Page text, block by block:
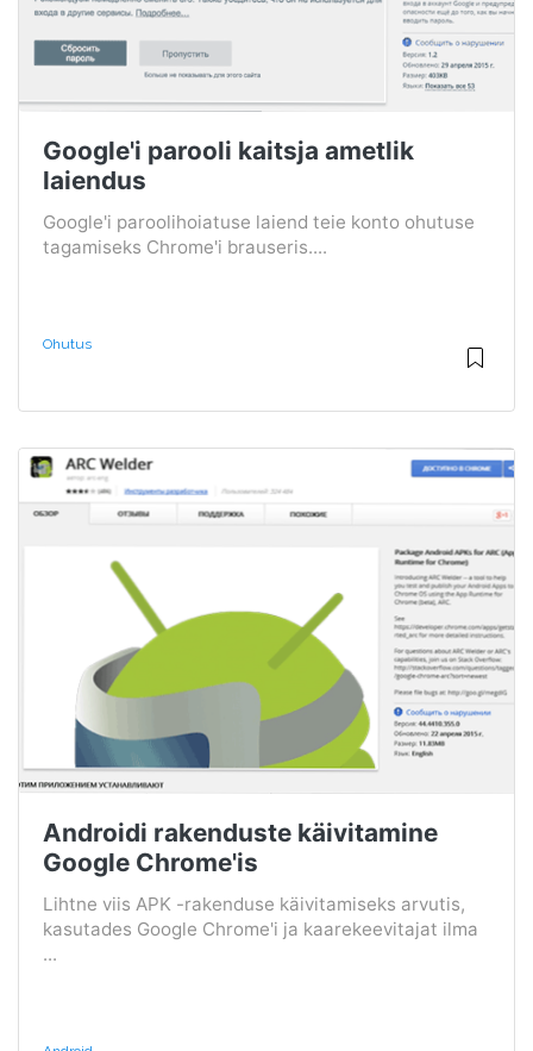
Google'i parooli kaitsja ametlik
laiendus
Google'i paroolihoiatuse laiend teie konto ohutuse
tagamiseks Chrome'i brauseris....
Ohutus
Androidi rakenduste käivitamine
Google Chrome'is
Lihtne viis APK -rakenduse käivitamiseks arvutis,
kasutades Google Chrome'i ja kaarekeevitajat ilma
...